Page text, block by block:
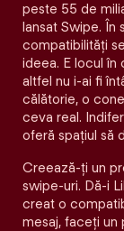
peste 55 de
lansat Swipe. În
compatibilităţi
ideea. E locul în
altfel nu i-ai fi
călătorie, o
ceva real.
oferă spațiul să
Creează-ți un
swipe-uri. Dă-i
creat o
mesaj, faceți un